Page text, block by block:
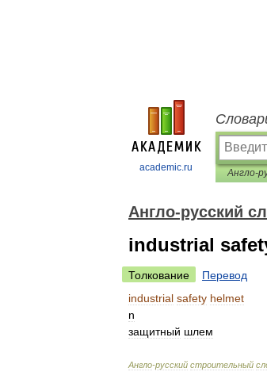
academic.ru
Англо-русский
industrial
Толкование
Перевод
industrial safety helmet
n
защитный шлем
Англо-русский строительный